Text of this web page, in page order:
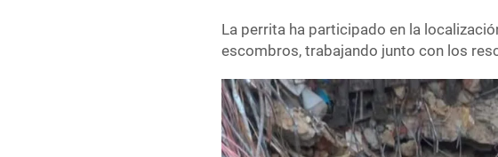
La perrita ha participado en la
escombros, trabajando junto con los